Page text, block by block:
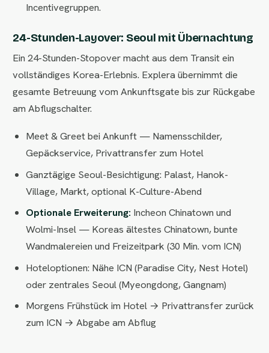
Incentivegruppen.
24-Stunden-Layover: Seoul mit Übernachtung
Ein 24-Stunden-Stopover macht aus dem Transit ein
vollständiges Korea-Erlebnis. Explera übernimmt die
gesamte Betreuung vom Ankunftsgate bis zur Rückgabe
am Abflugschalter.
Meet & Greet bei Ankunft — Namensschilder,
Gepäckservice, Privattransfer zum Hotel
Ganztägige Seoul-Besichtigung: Palast, Hanok-
Village, Markt, optional K-Culture-Abend
Optionale Erweiterung: Incheon Chinatown und
Wolmi-Insel — Koreas ältestes Chinatown, bunte
Wandmalereien und Freizeitpark (30 Min. vom ICN)
Hoteloptionen: Nähe ICN (Paradise City, Nest Hotel)
oder zentrales Seoul (Myeongdong, Gangnam)
Morgens Frühstück im Hotel → Privattransfer zurück
zum ICN → Abgabe am Abflug